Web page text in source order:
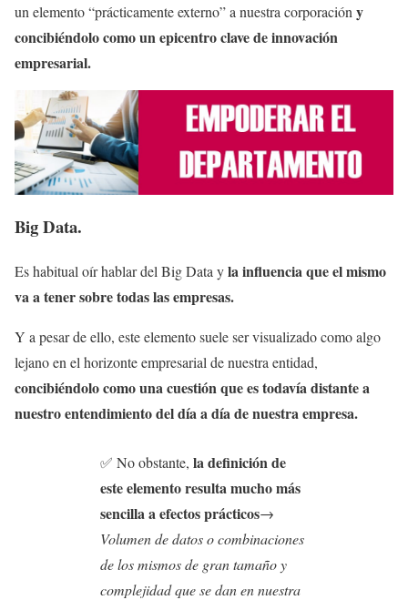
un elemento “prácticamente externo” a nuestra corporacióny
concibiéndolo como un epicentro clave de innovación
empresarial.
Big Data.
Es habitual oír hablar del Big Data yla influencia que el mismo
va a tener sobre todas las empresas.
Y a pesar de ello, este elemento suele ser visualizado como algo
lejano en el horizonte empresarial de nuestra entidad,
concibiéndolo como una cuestión que es todavía distante a
nuestro entendimiento del día a día de nuestra empresa.
✅ No obstante, la definición de
este elemento resulta mucho más
sencilla a efectos prácticos→
Volumen de datos o combinaciones
de los mismos de gran tamaño y
complejidad que se dan en nuestra